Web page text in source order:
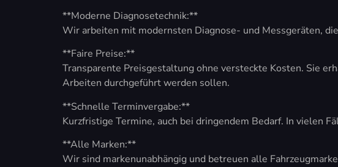
**Moderne Diagnosetechnik:**
Wir arbeiten mit modernsten Diagnose- und Messgeräten,
**Faire Preise:**
Transparente Preisgestaltung ohne versteckte Kosten. Sie
Arbeiten durchgeführt werden sollen.
**Schnelle Terminvergabe:**
Kurzfristige Termine, auch bei dringendem Bedarf. In vielen
**Alle Marken:**
Wir sind markenunabhängig und betreuen alle